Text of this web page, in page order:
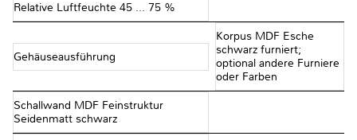
Relative Luftfeuchte 45 ... 75 %
Gehäuseausführung
Korpus MDF Esche
schwarz furniert;
optional andere Furniere
oder Farben
Schallwand MDF Feinstruktur
Seidenmatt schwarz